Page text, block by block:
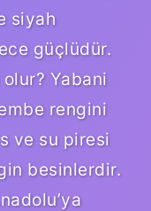
siyah
güçlüdür.
Yabani
rengini
ve su piresi
besinlerdir.